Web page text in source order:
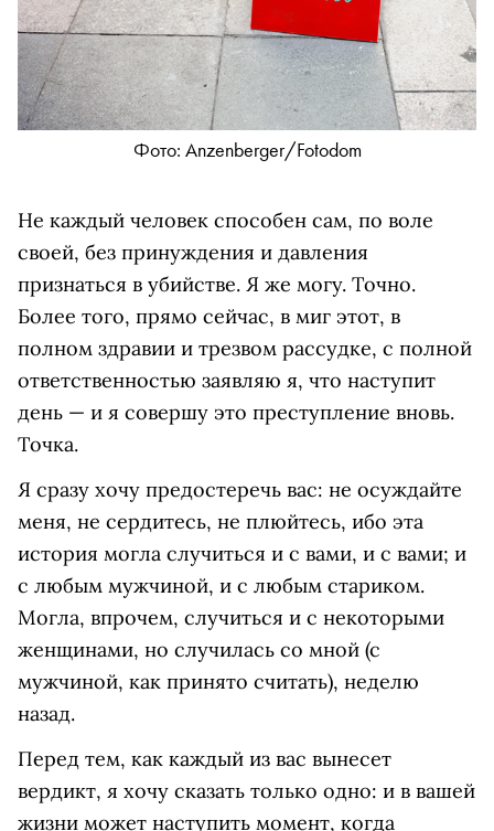
Фото: Anzenberger/Fotodom
Не каждый человек способен сам, по воле
своей, без принуждения и давления
признаться в убийстве. Я же могу. Точно.
Более того, прямо сейчас, в миг этот, в
полном здравии и трезвом рассудке, с полной
ответственностью заявляю я, что наступит
день — и я совершу это преступление вновь.
Точка.
Я сразу хочу предостеречь вас: не осуждайте
меня, не сердитесь, не плюйтесь, ибо эта
история могла случиться и с вами, и с вами; и
с любым мужчиной, и с любым стариком.
Могла, впрочем, случиться и с некоторыми
женщинами, но случилась со мной (с
мужчиной, как принято считать), неделю
назад.
Перед тем, как каждый из вас вынесет
вердикт, я хочу сказать только одно: и в вашей
жизни может наступить момент, когда